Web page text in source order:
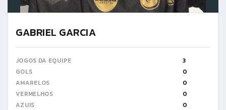
GABRIEL GARCIA
JOGOS DA EQUIPE
3
GOLS
0
AMARELOS
0
VERMELHOS
0
AZUIS
0